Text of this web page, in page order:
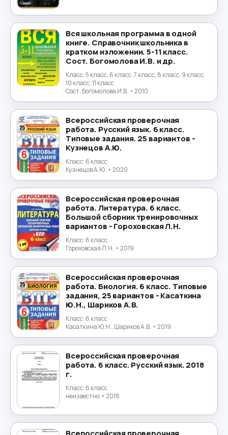
Физика
Физическая культура →
Финансы
Финский язык
Химия
Черчение
Чешский язык →
Шведский язык
Экология
Экономика
Юриспруденция
Японский язык
Вся школьная программа в одной
книге. Справочник школьника в
кратком изложении. 5-11 класс.
Сост. Богомолова И.В. и др.
Класс: 5 класс, 6 класс, 7 класс, 8 класс, 9 класс,
10 класс, 11 класс
Сост. Богомолова И.В. • 2010
Всероссийская проверочная
работа. Русский язык. 6 класс.
Типовые задания. 25 вариантов -
Кузнецов А.Ю.
Класс: 6 класс
Кузнецов А.Ю. • 2020
Всероссийская проверочная
работа. Литература. 6 класс.
Большой сборник тренировочных
вариантов - Гороховская Л.Н.
Класс: 6 класс
Гороховская Л.Н. • 2019
Всероссийская проверочная
работа. Биология. 6 класс. Типовые
задания, 25 вариантов - Касаткина
Ю.Н., Шариков А.В.
Класс: 6 класс
Касаткина Ю.Н., Шариков А.В. • 2019
Всероссийская проверочная
работа. 6 класс. Русский язык. 2018
г.
Класс: 6 класс
неизвестно • 2018